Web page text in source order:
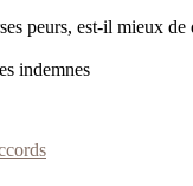
peurs, est-il mieux
indemnes